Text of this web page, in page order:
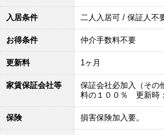
入居条件 二人入居可 / 保証人不
お得条件 仲介手数料不要
更新料 1ヶ月
家賃保証会社等
保証会社必加入（そ
料の１００％ 更新時
保険 損害保険加入要。